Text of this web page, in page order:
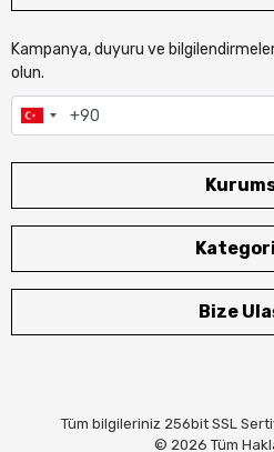
Kampanya, duyuru ve
olun.
Bize
Tüm bilgileriniz 256bit SSL
© 2026 Tüm